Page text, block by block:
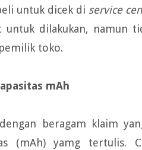
untuk dicek di service
dilakukan, namun
toko.
mAh
beragam klaim
(mAh) yamg tertulis.